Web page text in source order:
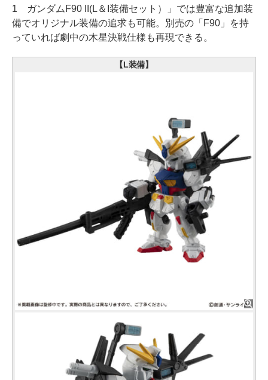
1 ガンダムF90 II(L＆I装備セット）」では豊富な追加装
備でオリジナル装備の追求も可能。別売の「F90」を持
っていれば劇中の木星決戦仕様も再現できる。
【L装備】